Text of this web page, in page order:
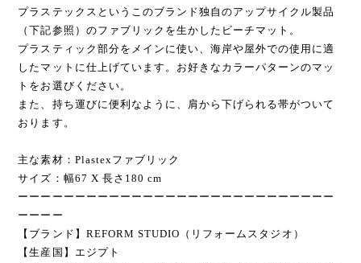
プラステックスというこのブランド独自のアップサイクル製品
（下記参照）のファブリックを生かしたビーチマット。
プラスティック部分をメインに使い、海岸や屋外での使用に適
したマットに仕上げています。お好きなカラーパターンのマッ
トをお選びください。
また、持ち運びに便利なように、肩から下げられる帯がついて
おります。
主な素材：Plastexファブリック
サイズ：幅67 X 長さ180 cm
ーーーーーーーーーーーーーーーーーーーーーーーーーーーー
ーーーー
【ブランド】REFORM STUDIO（リフォームスタジオ）
【生産国】エジプト